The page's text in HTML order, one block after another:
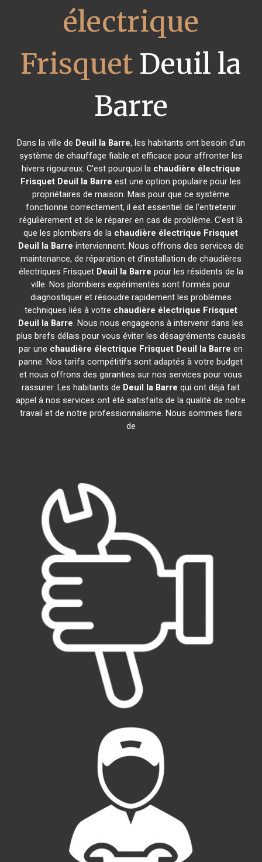
électrique
Frisquet Deuil la
Barre
Dans la ville de Deuil la Barre, les habitants ont besoin d'un
système de chauffage fiable et efficace pour affronter les
hivers rigoureux. C'est pourquoi la chaudière électrique
Frisquet Deuil la Barre est une option populaire pour les
propriétaires de maison. Mais pour que ce système
fonctionne correctement, il est essentiel de l'entretenir
régulièrement et de le réparer en cas de problème. C'est là
que les plombiers de la chaudière électrique Frisquet
Deuil la Barre interviennent. Nous offrons des services de
maintenance, de réparation et d'installation de chaudières
électriques Frisquet Deuil la Barre pour les résidents de la
ville. Nos plombiers expérimentés sont formés pour
diagnostiquer et résoudre rapidement les problèmes
techniques liés à votre chaudière électrique Frisquet
Deuil la Barre. Nous nous engageons à intervenir dans les
plus brefs délais pour vous éviter les désagréments causés
par une chaudière électrique Frisquet Deuil la Barre en
panne. Nos tarifs compétitifs sont adaptés à votre budget
et nous offrons des garanties sur nos services pour vous
rassurer. Les habitants de Deuil la Barre qui ont déjà fait
appel à nos services ont été satisfaits de la qualité de notre
travail et de notre professionnalisme. Nous sommes fiers
de